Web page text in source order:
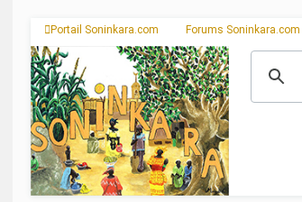
Portail Soninkara.com Forums Soninkara.com